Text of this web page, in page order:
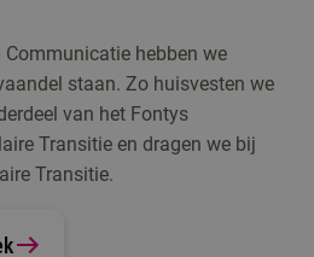
Communicatie hebben we
staan. Zo huisvesten we
van het Fontys
Transitie en dragen we bij
Transitie.